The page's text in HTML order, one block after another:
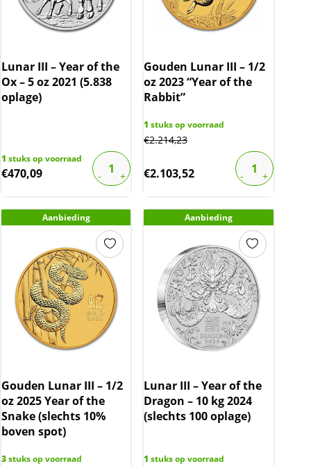
Lunar III – Year of the
Ox – 5 oz 2021 (5.838
oplage)
1 stuks op voorraad
€470,09
Gouden Lunar III – 1/2
oz 2023 “Year of the
Rabbit”
1 stuks op voorraad
€2.214,23
€2.103,52
Aanbieding
Gouden Lunar III – 1/2
oz 2025 Year of the
Snake (slechts 10%
boven spot)
3stuks op voorraad
Aanbieding
Lunar III – Year of the
Dragon – 10 kg 2024
(slechts 100 oplage)
1 stuks op voorraad